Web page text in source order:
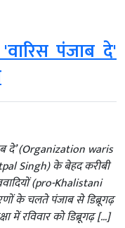
पंजाब दे'
दे’ (Organization waris
Singh) के बेहद करीबी
(pro-Khalistani
के चलते पंजाब से डिब्रूगढ़
में रविवार को डिब्रूगढ़ […]